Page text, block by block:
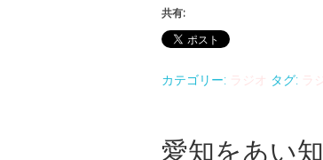
共有:
カテゴリー: ラジオ タグ: ラ
愛知をあい